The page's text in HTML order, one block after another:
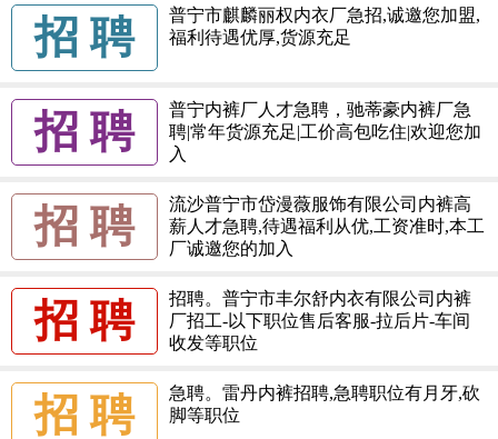
招 聘
普宁市麒麟丽权内衣厂急招,诚邀您加盟,
福利待遇优厚,货源充足
招 聘
普宁内裤厂人才急聘，驰蒂豪内裤厂急
聘|常年货源充足|工价高包吃住|欢迎您加
入
招 聘
流沙普宁市岱漫薇服饰有限公司内裤高
薪人才急聘,待遇福利从优,工资准时,本工
厂诚邀您的加入
招 聘
招聘。普宁市丰尔舒内衣有限公司内裤
厂招工-以下职位售后客服-拉后片-车间
收发等职位
招 聘
急聘。雷丹内裤招聘,急聘职位有月牙,砍
脚等职位